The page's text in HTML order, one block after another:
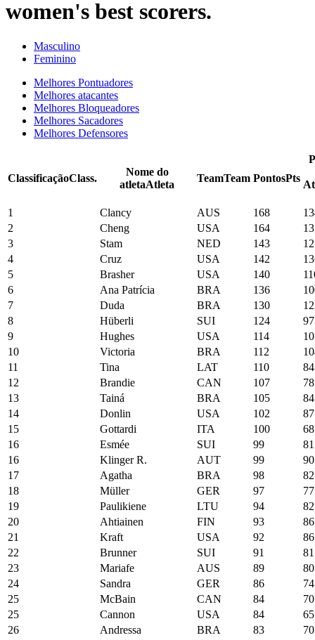
women's best scorers.
Masculino
Feminino
Melhores Pontuadores
Melhores atacantes
Melhores Bloqueadores
Melhores Sacadores
Melhores Defensores
ClassificaçãoClass.
Nome do
atletaAtleta
TeamTeam PontosPts
1 Clancy AUS 168
2
Cheng USA 164
3
Stam NED 143
4
Cruz USA 142
5
Brasher USA 140
6
Ana Patrícia BRA 136
7
Duda BRA 130
8
Hüberli SUI 124
97
9
Hughes USA 114
10
Victoria BRA 112
11
Tina LAT 110
84
12
Brandie CAN 107
78
13
Tainá BRA 105
84
14
Donlin USA 102
87
15
Gottardi ITA 100
68
16
Esmée SUI 99
81
16
Klinger R. AUT 99
90
17
Agatha BRA 98
82
18
Müller GER 97
77
19
Paulikiene LTU 94
82
20
Ahtiainen FIN 93
86
21
Kraft USA 92
86
22
Brunner SUI 91
81
23
Mariafe AUS 89
80
24
Sandra GER 86
74
25
McBain CAN 84
70
25
Cannon USA 84
65
26
Andressa BRA 83
70